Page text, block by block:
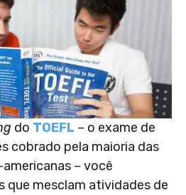
do TOEFL – o exame de
cobrado pela maioria das
– você
que mesclam atividades de